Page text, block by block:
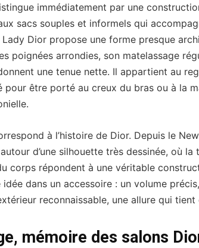
immédiatement par une
sacs souples et informels qui
Lady Dior propose une forme presque
poignées arrondies, son matelassage
une tenue nette. Il appartient au
pour être porté au creux du bras ou à la
à l’histoire de Dior. Depuis le
d’une silhouette très dessinée, où
corps répondent à une véritable
dans un accessoire : un volume
reconnaissable, une allure qui tient
mémoire des salons